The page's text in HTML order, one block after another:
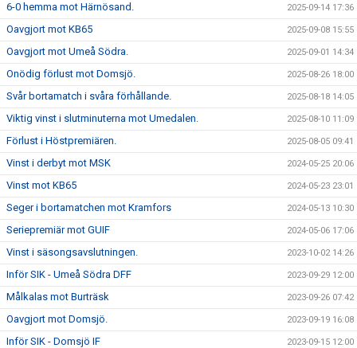
6-0 hemma mot Härnösand. 2025-09-14 17:36
Oavgjort mot KB65 2025-09-08 15:55
Oavgjort mot Umeå Södra. 2025-09-01 14:34
Onödig förlust mot Domsjö. 2025-08-26 18:00
Svår bortamatch i svåra förhållande. 2025-08-18 14:05
Viktig vinst i slutminuterna mot Umedalen. 2025-08-10 11:09
Förlust i Höstpremiären. 2025-08-05 09:41
Vinst i derbyt mot MSK 2024-05-25 20:06
Vinst mot KB65 2024-05-23 23:01
Seger i bortamatchen mot Kramfors 2024-05-13 10:30
Seriepremiär mot GUIF 2024-05-06 17:06
Vinst i säsongsavslutningen. 2023-10-02 14:26
Inför SIK - Umeå Södra DFF 2023-09-29 12:00
Målkalas mot Burträsk 2023-09-26 07:42
Oavgjort mot Domsjö. 2023-09-19 16:08
Inför SIK - Domsjö IF 2023-09-15 12:00